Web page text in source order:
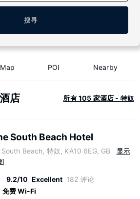
搜寻
Map POI Nearby
店 所有 105 家酒店 - 特奴
South Beach Hotel
Beach, 特奴, KA10 6EG, GB
显示
9.2/10 Excellent 182 评论
免费 Wi-Fi